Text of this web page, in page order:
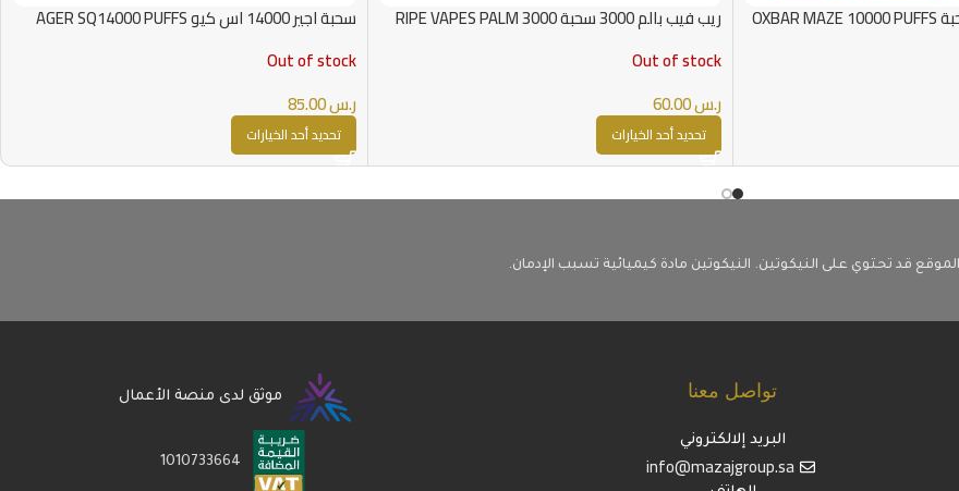
ريب فيب بالم 3000 سحبة ‎ RIPE VAPES PALM 3000
Out of stock
ر.س
تحديد أحد الخيارات
سحبة اجير 14000 اس كيو AGER SQ14000 PUFFS
Out of stock
ر.س85.00
تحديد أحد الخيارات
قد تحتوي على النيكوتين. النيكوتين مادة كيميائية تسبب الإدمان.
تواصل معنا
البريد إلالكتروني
info@mazajgroup.sa
موثق لدى منصة الأعمال
1010733664